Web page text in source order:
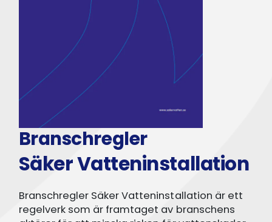
Branschregler
Säker Vatteninstallation
Branschregler Säker Vatteninstallation är ett
regelverk som är framtaget av branschens